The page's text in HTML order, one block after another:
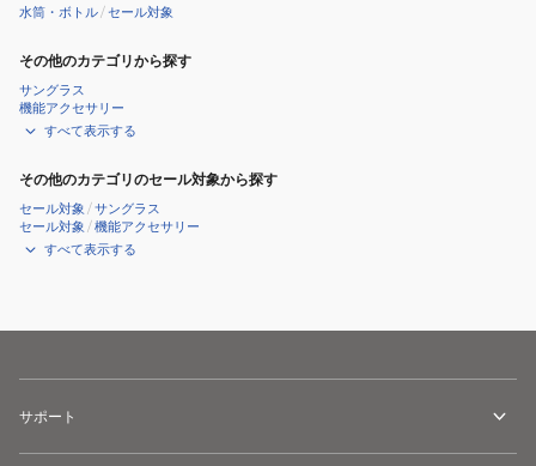
水筒・ボトル/セール対象
その他のカテゴリから探す
サングラス
機能アクセサリー
すべて表示する
その他のカテゴリのセール対象から探す
セール対象 /サングラス
セール対象 /機能アクセサリー
すべて表示する
サポート